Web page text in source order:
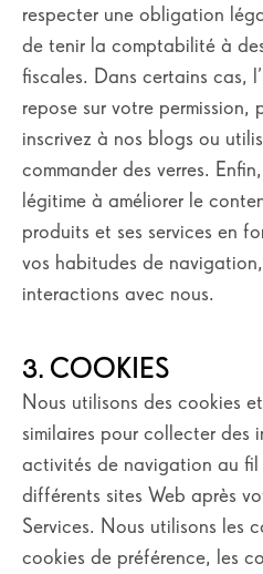
respecter une obligation
de tenir la comptabilité à
fiscales. Dans certains cas,
repose sur votre permission,
inscrivez à nos blogs ou
commander des verres.
légitime à améliorer le
produits et ses services en
vos habitudes de
interactions avec nous.
3. COOKIES
Nous utilisons des cookies
similaires pour collecter des
activités de navigation au fil
différents sites Web après
Services. Nous utilisons les
cookies de préférence, les